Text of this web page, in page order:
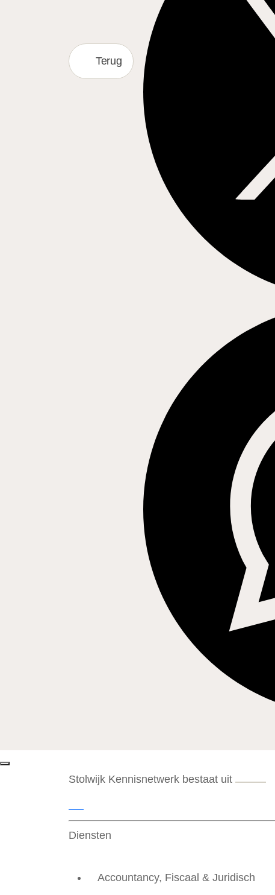
Terug
Stolwijk Kennisnetwerk bestaat uit
Diensten
Accountancy, Fiscaal & Juridisch